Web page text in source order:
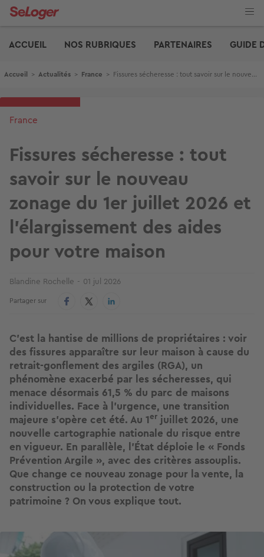
Aller
ACCUEIL
NOS RUBRIQUES PARTENAIRES GUIDE
Fil d'Ariane
Accueil > Actualités > France > Fissures sécheresse : tout savoir sur le nouveau zonage du 1er juillet 2026 et l’élargissement des aides pour votre maison
France
Fissures sécheresse : tout
savoir sur le nouveau
zonage du 1er juillet 2026 et
l’élargissement des aides
pour votre maison
Blandine Rochelle 01 jul 2026
Partager sur
C'est la hantise de millions de propriétaires : voir
des fissures apparaître sur leur maison à cause du
retrait-gonflement des argiles (RGA), un
phénomène exacerbé par les sécheresses, qui
menace désormais 61,5 % du parc de maisons
individuelles. Face à l'urgence, une transition
majeure s'opère cet été. Au 1er juillet 2026, une
nouvelle cartographie nationale du risque entre
en vigueur. En parallèle, l'État déploie le « Fonds
Prévention Argile », avec des critères assouplis.
Que change ce nouveau zonage pour la vente, la
construction ou la protection de votre
patrimoine ? On vous explique tout.
Image